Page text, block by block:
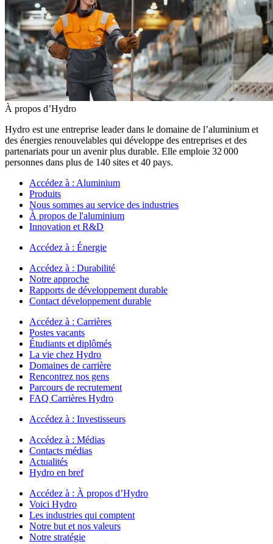
À propos d’Hydro
Hydro est une entreprise leader dans le domaine de l’aluminium et
des énergies renouvelables qui développe des entreprises et des
partenariats pour un avenir plus durable. Elle emploie 32 000
personnes dans plus de 140 sites et 40 pays.
Accédez à : Aluminium
Produits
Nous sommes au service des industries
À propos de l'aluminium
Innovation et R&D
Accédez à : Énergie
Accédez à : Durabilité
Notre approche
Rapports de développement durable
Contact développement durable
Accédez à : Carrières
Postes vacants
Étudiants et diplômés
La vie chez Hydro
Domaines de carrière
Rencontrez nos gens
Parcours de recrutement
FAQ Carrières Hydro
Accédez à : Investisseurs
Accédez à : Médias
Contacts médias
Actualités
Hydro en bref
Accédez à : À propos d’Hydro
Voici Hydro
Les industries qui comptent
Notre but et nos valeurs
Notre stratégie